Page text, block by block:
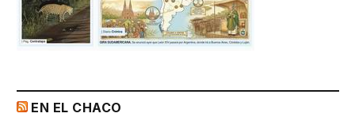
EN EL CHACO